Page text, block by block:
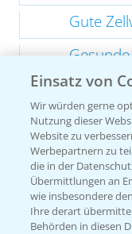
Gute
Einsatz von
Wir würden gerne
Nutzung dieser
Website zu
Werbepartnern zu
die in der
Übermittlungen an
wie insbesondere
Ihre derart
Behörden in diesen